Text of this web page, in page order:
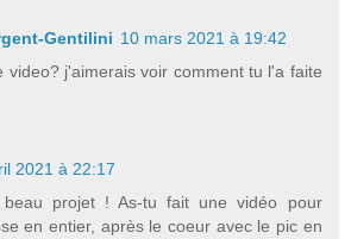
Gentilini 10 mars 2021 à 19:42
video? j'aimerais voir comment tu l'a faite
2021 à 22:17
beau projet ! As-tu fait une vidéo pour
en entier, après le coeur avec le pic en